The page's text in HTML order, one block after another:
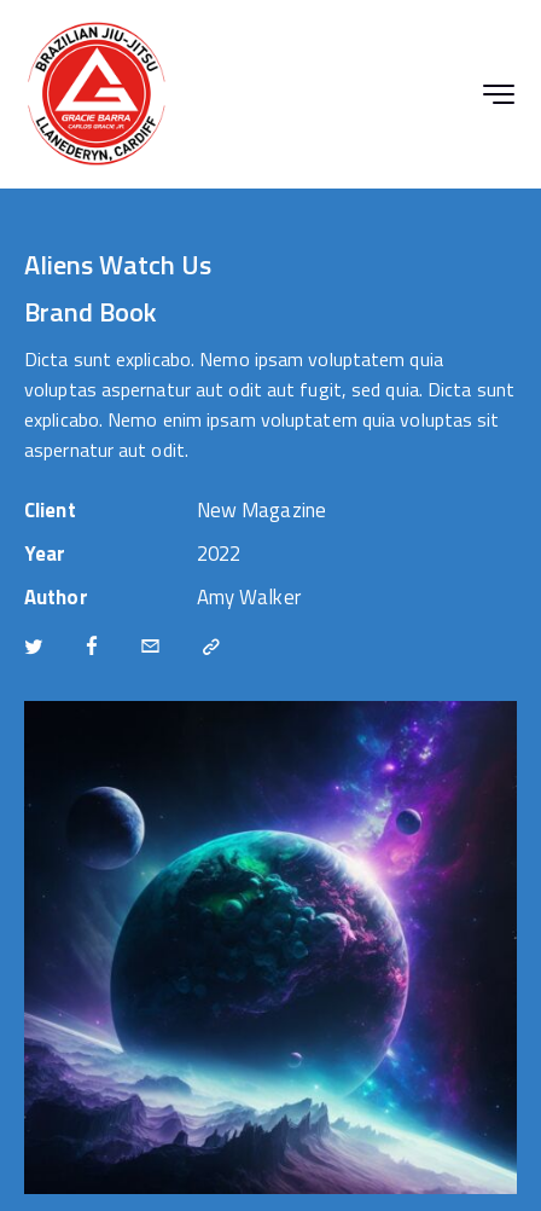
Aliens Watch Us
Brand Book
Dicta sunt explicabo. Nemo ipsam voluptatem quia
voluptas aspernatur aut odit aut fugit, sed quia. Dicta sunt
explicabo. Nemo enim ipsam voluptatem quia voluptas sit
aspernatur aut odit.
Client
New Magazine
Year
2022
Author
Amy Walker